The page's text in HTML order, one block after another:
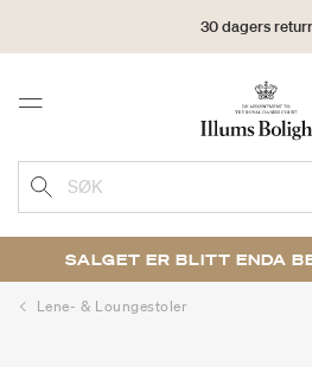
30 dagers
Menu
SØK
SALGET ER BLITT ENDA
Lene- & Loungestoler